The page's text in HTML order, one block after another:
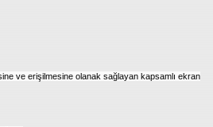
ve erişilmesine olanak sağlayan kapsamlı ekran